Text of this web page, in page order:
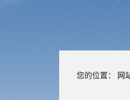
您的位置： 网